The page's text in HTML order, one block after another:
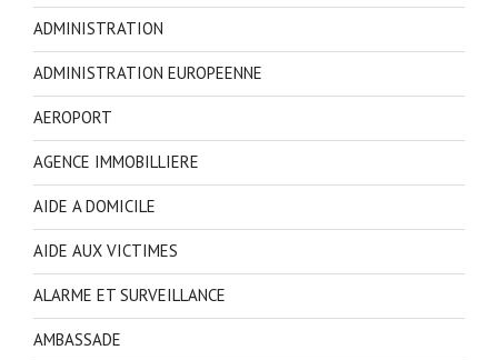
ADMINISTRATION
ADMINISTRATION EUROPEENNE
AEROPORT
AGENCE IMMOBILLIERE
AIDE A DOMICILE
AIDE AUX VICTIMES
ALARME ET SURVEILLANCE
AMBASSADE